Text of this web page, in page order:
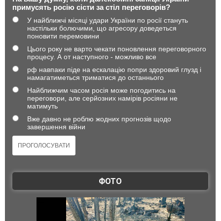
примусять росію сісти за стіл переговорів?
У найближчі місяці удари України по росії стануть
настільки болючими, що агресору доведеться
поновити перемовини
Цього року не варто чекати поновлення переговорного
процесу. А от наступного - можливо все
рф навпаки піде на ескалацію попри здоровий глузд і
намагатиметься триматися до останнього
Найближчим часом росія може погодитись на
переговори, але серйозних намірів росіяни не
матимуть
Вже давно не роблю жодних прогнозів щодо
завершення війни
ФОТО